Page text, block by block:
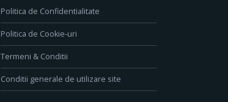
Politica de Confidentialitate
Politica de Cookie-uri
Termeni & Conditii
Conditii generale de utilizare site